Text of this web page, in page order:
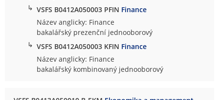
↳ VSFS B0412A050003 PFIN Finance
Název anglicky: Finance
bakalářský prezenční jednooborový
↳ VSFS B0412A050003 KFIN Finance
Název anglicky: Finance
bakalářský kombinovaný jednooborový